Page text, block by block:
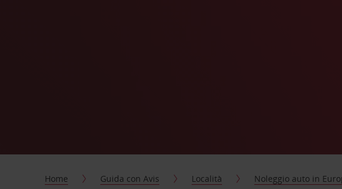
Home Guida con Avis Località Noleggio auto in